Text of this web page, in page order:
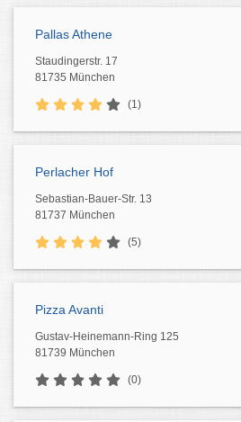
Pallas Athene
Staudingerstr. 17
81735 München
(1)
Perlacher Hof
Sebastian-Bauer-Str. 13
81737 München
(5)
Pizza Avanti
Gustav-Heinemann-Ring 125
81739 München
(0)